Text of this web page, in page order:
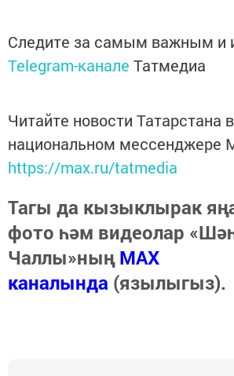
Следите за самым важным и
Telegram-канале Татмедиа
Читайте новости Татарстана в
национальном мессенджере
https://max.ru/tatmedia
Тагы да кызыклырак
фото һәм видеолар
Чаллы»ныңMAX
каналында (язылыгыз).